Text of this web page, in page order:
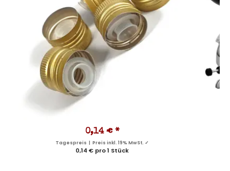
0,14 € *
Tagespreis | Preis inkl. 19% MwSt. ✓
0,14 € pro 1 Stück